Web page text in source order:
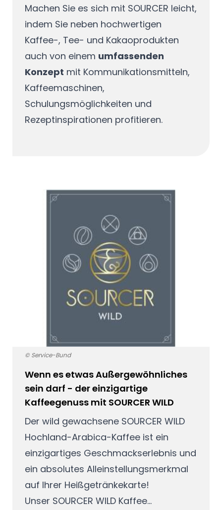
Machen Sie es sich mit SOURCER leicht,
indem Sie neben hochwertigen
Kaffee-, Tee- und Kakaoprodukten
auch von einem umfassenden
Konzept mit Kommunikationsmitteln,
Kaffeemaschinen,
Schulungsmöglichkeiten und
Rezeptinspirationen profitieren.
Wenn es etwas Außergewöhnliches
sein darf - der einzigartige
Kaffeegenuss mit SOURCER WILD
Der wild gewachsene SOURCER WILD
Hochland-Arabica-Kaffee ist ein
einzigartiges Geschmackserlebnis und
ein absolutes Alleinstellungsmerkmal
auf Ihrer Heißgetränkekarte!
Unser SOURCER WILD Kaffee...
© Service-Bund